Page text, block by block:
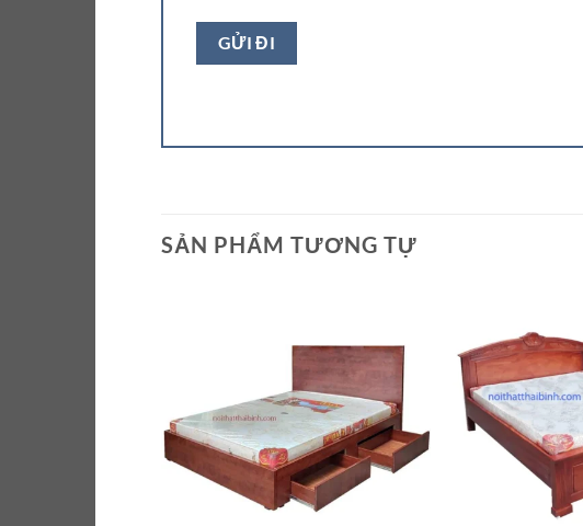
SẢN PHẨM TƯƠNG TỰ